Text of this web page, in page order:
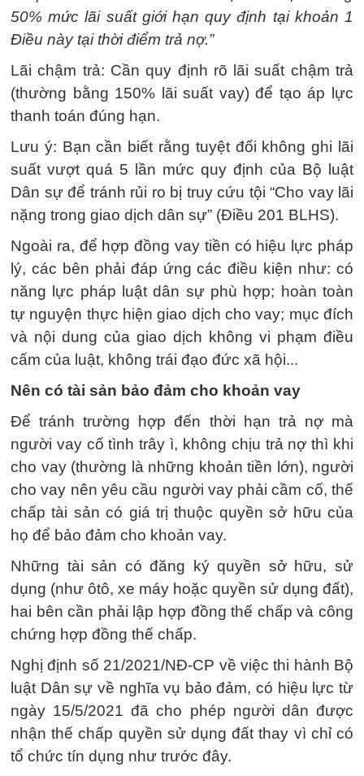
50% mức lãi suất giới hạn quy định tại khoản 1
Điều này tại thời điểm trả nợ.”
Lãi chậm trả: Cần quy định rõ lãi suất chậm trả
(thường bằng 150% lãi suất vay) để tạo áp lực
thanh toán đúng hạn.
Lưu ý: Bạn cần biết rằng tuyệt đối không ghi lãi
suất vượt quá 5 lần mức quy định của Bộ luật
Dân sự để tránh rủi ro bị truy cứu tội “Cho vay lãi
nặng trong giao dịch dân sự” (Điều 201 BLHS).
Ngoài ra, để hợp đồng vay tiền có hiệu lực pháp
lý, các bên phải đáp ứng các điều kiện như: có
năng lực pháp luật dân sự phù hợp; hoàn toàn
tự nguyện thực hiện giao dịch cho vay; mục đích
và nội dung của giao dịch không vi phạm điều
cấm của luật, không trái đạo đức xã hội...
Nên có tài sản bảo đảm cho khoản vay
Để tránh trường hợp đến thời hạn trả nợ mà
người vay cố tình trây ì, không chịu trả nợ thì khi
cho vay (thường là những khoản tiền lớn), người
cho vay nên yêu cầu người vay phải cầm cố, thế
chấp tài sản có giá trị thuộc quyền sở hữu của
họ để bảo đảm cho khoản vay.
Những tài sản có đăng ký quyền sở hữu, sử
dụng (như ôtô, xe máy hoặc quyền sử dụng đất),
hai bên cần phải lập hợp đồng thế chấp và công
chứng hợp đồng thế chấp.
Nghị định số 21/2021/NĐ-CP về việc thi hành Bộ
luật Dân sự về nghĩa vụ bảo đảm, có hiệu lực từ
ngày 15/5/2021 đã cho phép người dân được
nhận thế chấp quyền sử dụng đất thay vì chỉ có
tổ chức tín dụng như trước đây.